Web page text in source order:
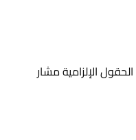
الحقول الإلزامية مشار